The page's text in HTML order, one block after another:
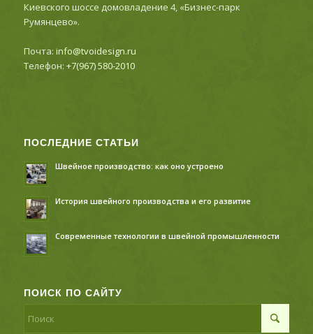
Киевского шоссе домовладение 4, «Бизнес-парк
Румянцево».
Почта: info@tvoidesign.ru
Телефон: +7(967) 580-2010
ПОСЛЕДНИЕ СТАТЬИ
Швейное производство: как оно устроено
История швейного производства и его развитие
Современные технологии в швейной промышленности
ПОИСК ПО САЙТУ